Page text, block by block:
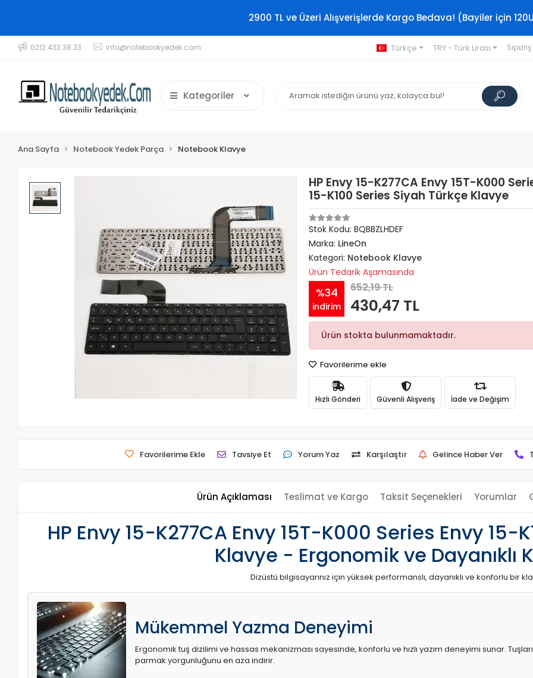
2900 TL ve Üzeri Alışverişlerde Kargo Bedava! (Bayiler için
0212 433 38 33 info@notebookyedek.com Türkçe TRY - Türk Lirası
Kategoriler
Ana Sayfa Notebook Yedek Parça Notebook Klavye
HP Envy 15-K277CA Envy 15T-K000
15-K100 Series Siyah Türkçe Klavye
Stok Kodu: BQBBZLHDEF
Marka: LineOn
Kategori: Notebook Klavye
Ürün Tedarik Aşamasında
%34
indirim
652,19 TL
430,47 TL
Ürün stokta bulunmamaktadır.
Favorilerime ekle
Hızlı Gönderi Güvenli Alışveriş İade ve Değişim
Favorilerime Ekle Tavsiye Et Yorum Yaz Karşılaştır Gelince Haber Ver
Ürün Açıklaması Teslimat ve Kargo Taksit Seçenekleri Yorumlar
HP Envy 15-K277CA Envy 15T-K000 Series Envy 15-
Klavye - Ergonomik ve Dayanıklı
Dizüstü bilgisayarınız için yüksek performanslı, dayanıklı ve konforlu bir
Mükemmel Yazma Deneyimi
Ergonomik tuş dizilimi ve hassas mekanizması sayesinde, konforlu ve hızlı yazım deneyimi sunar.
parmak yorgunluğunu en aza indirir.